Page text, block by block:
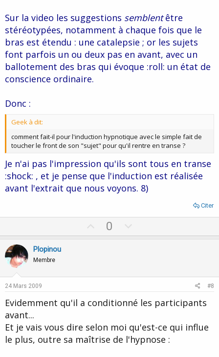
Sur la video les suggestions semblentêtre
stéréotypées, notamment à chaque fois que le
bras est étendu : une catalepsie ; or les sujets
font parfois un ou deux pas en avant, avec un
ballotement des bras qui évoque :roll: un état de
conscience ordinaire.
Donc :
Geek à dit:
comment fait-il pour l'induction hypnotique avec le simple fait de
toucher le front de son "sujet" pour qu'il rentre en transe ?
Je n'ai pas l'impression qu'ils sont tous en transe
:shock: , et je pense que l'induction est réalisée
avant l'extrait que nous voyons. 8)
Citer
p
0
o
t
e
Plopinou
Membre
24 Mars 2009 #8
Evidemment qu'il a conditionné les participants
avant...
Et je vais vous dire selon moi qu'est-ce qui influe
le plus, outre sa maîtrise de l'hypnose :